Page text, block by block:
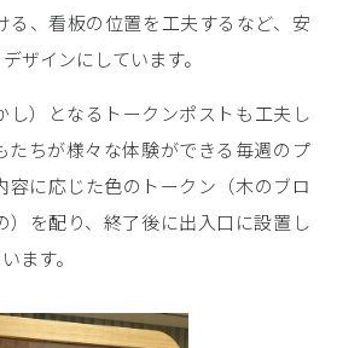
る、看板の位置を工夫するなど、安
ザインにしています。
）となるトークンポストも工夫し
たちが様々な体験ができる毎週のプ
容に応じた色のトークン（木のブロ
）を配り、終了後に出入口に設置し
ます。